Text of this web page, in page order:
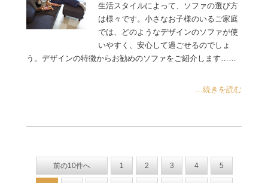
生活スタイルによって、ソファの選び方
は様々です。小さなお子様のいるご家庭
では、どのようなデザインのソファが使
いやすく、安心して過ごせるのでしょ
う。デザインの特徴からお勧めのソファをご紹介します……
...続きを読む
前の10件へ 1 2 3 4 5